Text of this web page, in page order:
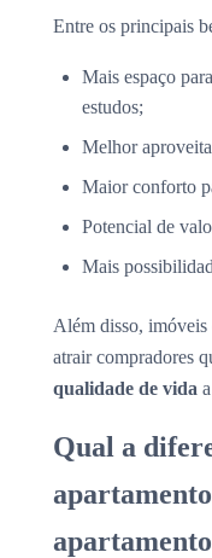
Entre os principais
Mais espaço
estudos;
Melhor
Maior conforto
Potencial de
Mais
Além disso,
atrair compradores
qualidade de vida
Qual a